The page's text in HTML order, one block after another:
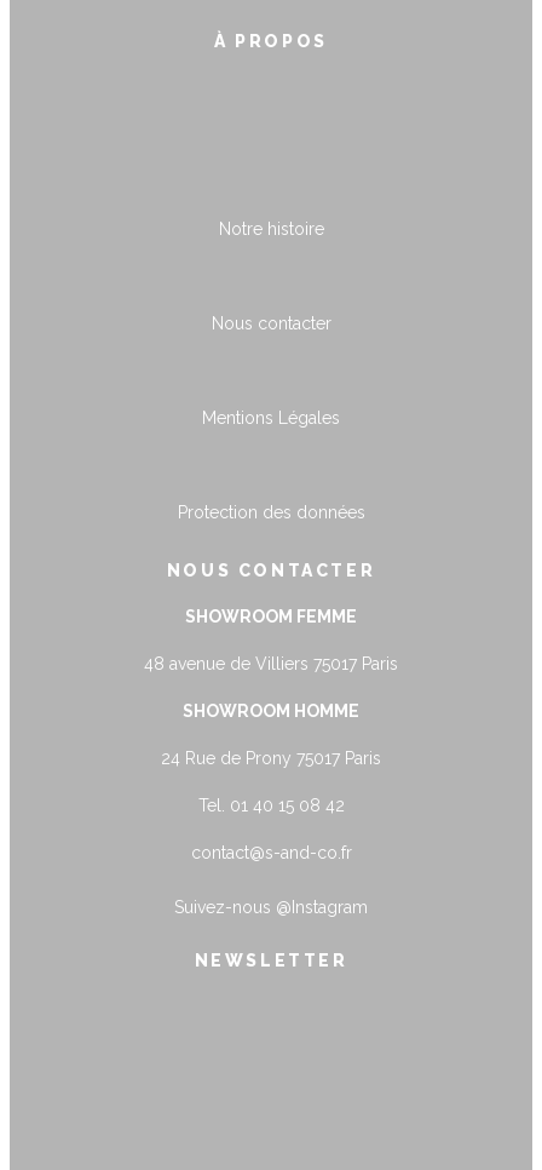
À PROPOS
Notre histoire
Nous contacter
Mentions Légales
Protection des données
NOUS CONTACTER
SHOWROOM FEMME
48 avenue de Villiers 75017 Paris
SHOWROOM HOMME
24 Rue de Prony 75017 Paris
Tel. 01 40 15 08 42
contact@s-and-co.fr
Suivez-nous @Instagram
NEWSLETTER